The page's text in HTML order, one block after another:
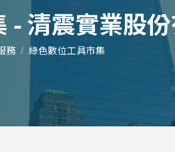
- 清震實業股
務 綠色數位工具市集